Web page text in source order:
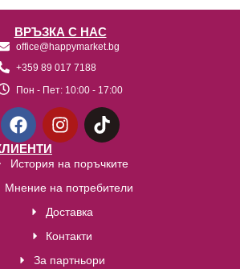
ВРЪЗКА С НАС
office@happymarket.bg
+359 89 017 7188
Пон - Пет: 10:00 - 17:00
История на поръчките
Мнение на потребители
Доставка
Контакти
За партньори